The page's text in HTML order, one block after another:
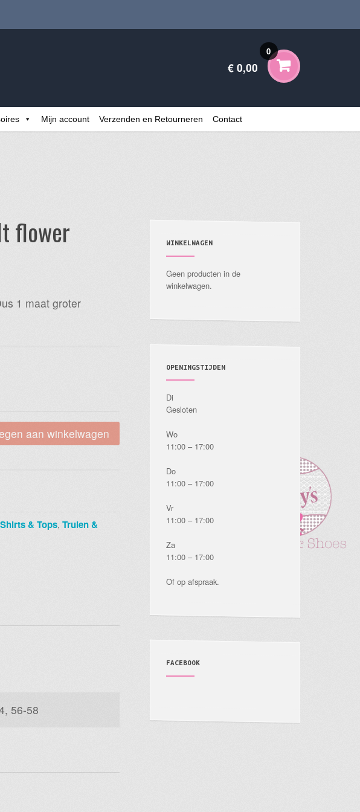
€ 0,00
0
Mijn account Verzenden en Retourneren Contact
flower
1 maat groter
aan winkelwagen
Shirts & Tops, Truien &
56-58
WINKELWAGEN
Geen producten in de
winkelwagen.
OPENINGSTIJDEN
Di
Gesloten
Wo
11:00 – 17:00
Do
11:00 – 17:00
Vr
11:00 – 17:00
Za
11:00 – 17:00
Of op afspraak.
FACEBOOK